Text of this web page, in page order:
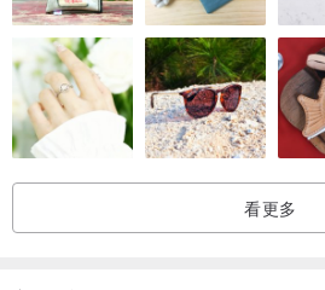
看更多